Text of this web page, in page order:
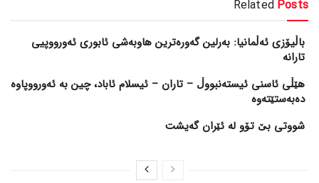
Related Posts
باڵیۆزی ئەڵمانیا: بەرلین گەورەترین هاوبەشی ئابوری ئەورووپیی
تارانە
هێڵی ئاسنی ئیستەنبووڵ – تاران – ئیسلام ئاباد، چین بە ئەورووپاوە
دەبەستێتەوە
شووتی بێ تۆو لە ئێران گەیشت